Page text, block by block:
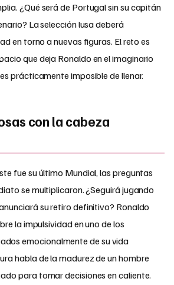
¿Qué será de Portugal sin su capitán
La selección lusa deberá
en torno a nuevas figuras. El reto es
que deja Ronaldo en el imaginario
prácticamente imposible de llenar.
con la cabeza
fue su último Mundial, las preguntas
se multiplicaron. ¿Seguirá jugando
su retiro definitivo? Ronaldo
la impulsividad en uno de los
emocionalmente de su vida
habla de la madurez de un hombre
para tomar decisiones en caliente.